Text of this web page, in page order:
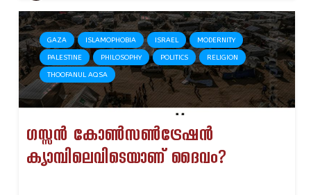
GAZA ISLAMOPHOBIA ISRAEL MODERNITY
PALESTINE PHILOSOPHY POLITICS RELIGION
THOOFANUL AQSA
ഗസ്സൻ കോൺസൺട്രേഷൻ
ക്യാമ്പിലെവിടെയാണ് ദൈവം?